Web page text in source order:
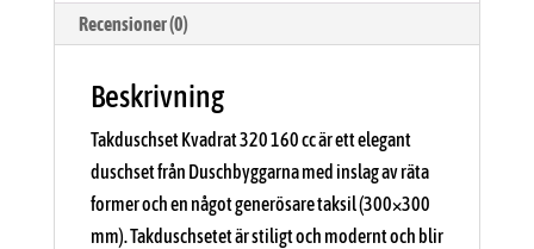
Recensioner (0)
Beskrivning
Takduschset Kvadrat 320 160 cc är ett elegant
duschset från Duschbyggarna med inslag av räta
former och en något generösare taksil (300×300
mm). Takduschsetet är stiligt och modernt och blir